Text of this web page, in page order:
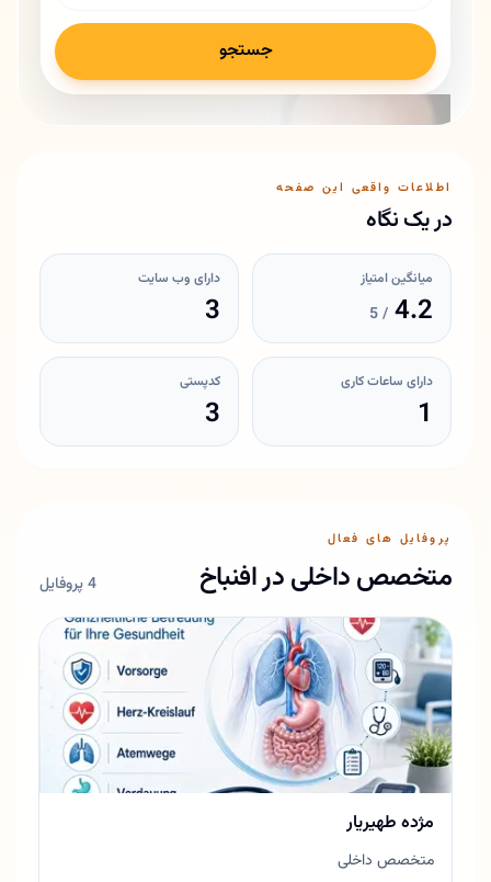
جستجو
اطلاعات واقعی این صفحه
در یک نگاه
میانگین امتیاز
4.2
/ 5
دارای وب سایت
3
دارای ساعات کاری
1
کدپستی
3
پروفایل های فعال
متخصص داخلی در افنباخ 4 پروفایل
مژده طهیریار
متخصص داخلی